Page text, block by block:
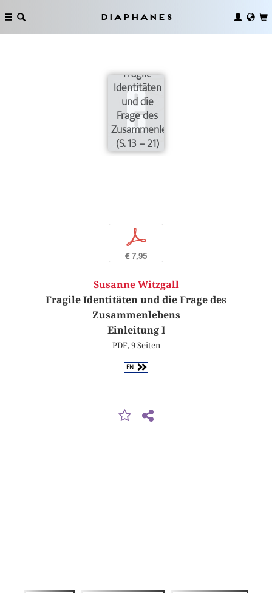
Diaphanes
Fragile
Identitäten
und die
Frage des
Zusammenlebens
(S. 13 – 21)
p
€ 7,95
Susanne Witzgall
Fragile Identitäten und die Frage des
Zusammenlebens
Einleitung I
PDF, 9 Seiten
EN